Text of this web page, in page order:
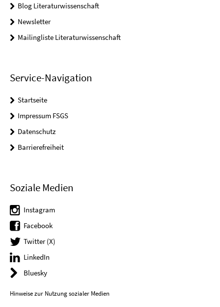
Blog Literaturwissenschaft
Newsletter
Mailingliste Literaturwissenschaft
Service-Navigation
Startseite
Impressum FSGS
Datenschutz
Barrierefreiheit
Soziale Medien
Instagram
Facebook
Twitter (X)
LinkedIn
Bluesky
Hinweise zur Nutzung sozialer Medien